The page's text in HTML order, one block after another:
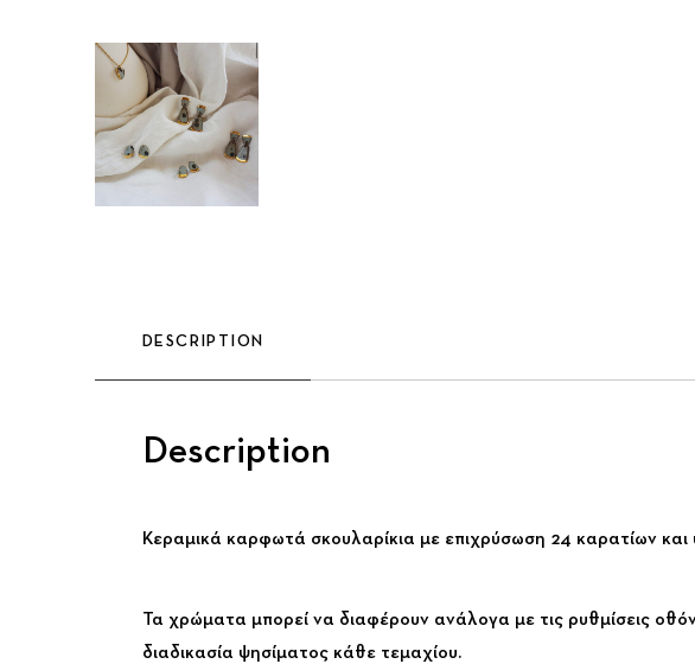
DESCRIPTION
Description
Κεραμικά καρφωτά σκουλαρίκια με επιχρύσωση 24 καρατίων και
Τα χρώματα μπορεί να διαφέρουν ανάλογα με τις ρυθμίσεις
διαδικασία ψησίματος κάθε τεμαχίου.